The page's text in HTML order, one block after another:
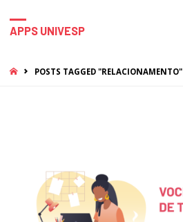
APPS UNIVESP
HOMEPOSTS TAGGED "RELACIONAMENTO"